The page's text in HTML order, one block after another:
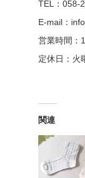
TEL：058-
E-mail：
営業時間：
定休日：火
関連